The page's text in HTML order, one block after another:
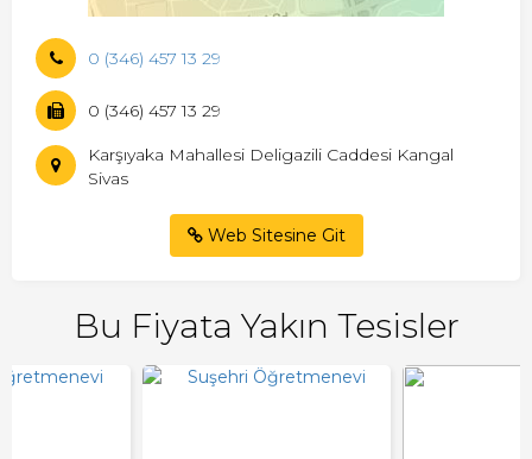
0 (346) 457 13 29
0 (346) 457 13 29
Karşıyaka Mahallesi Deligazili Caddesi Kangal
Sivas
Web Sitesine Git
Bu Fiyata Yakın Tesisler